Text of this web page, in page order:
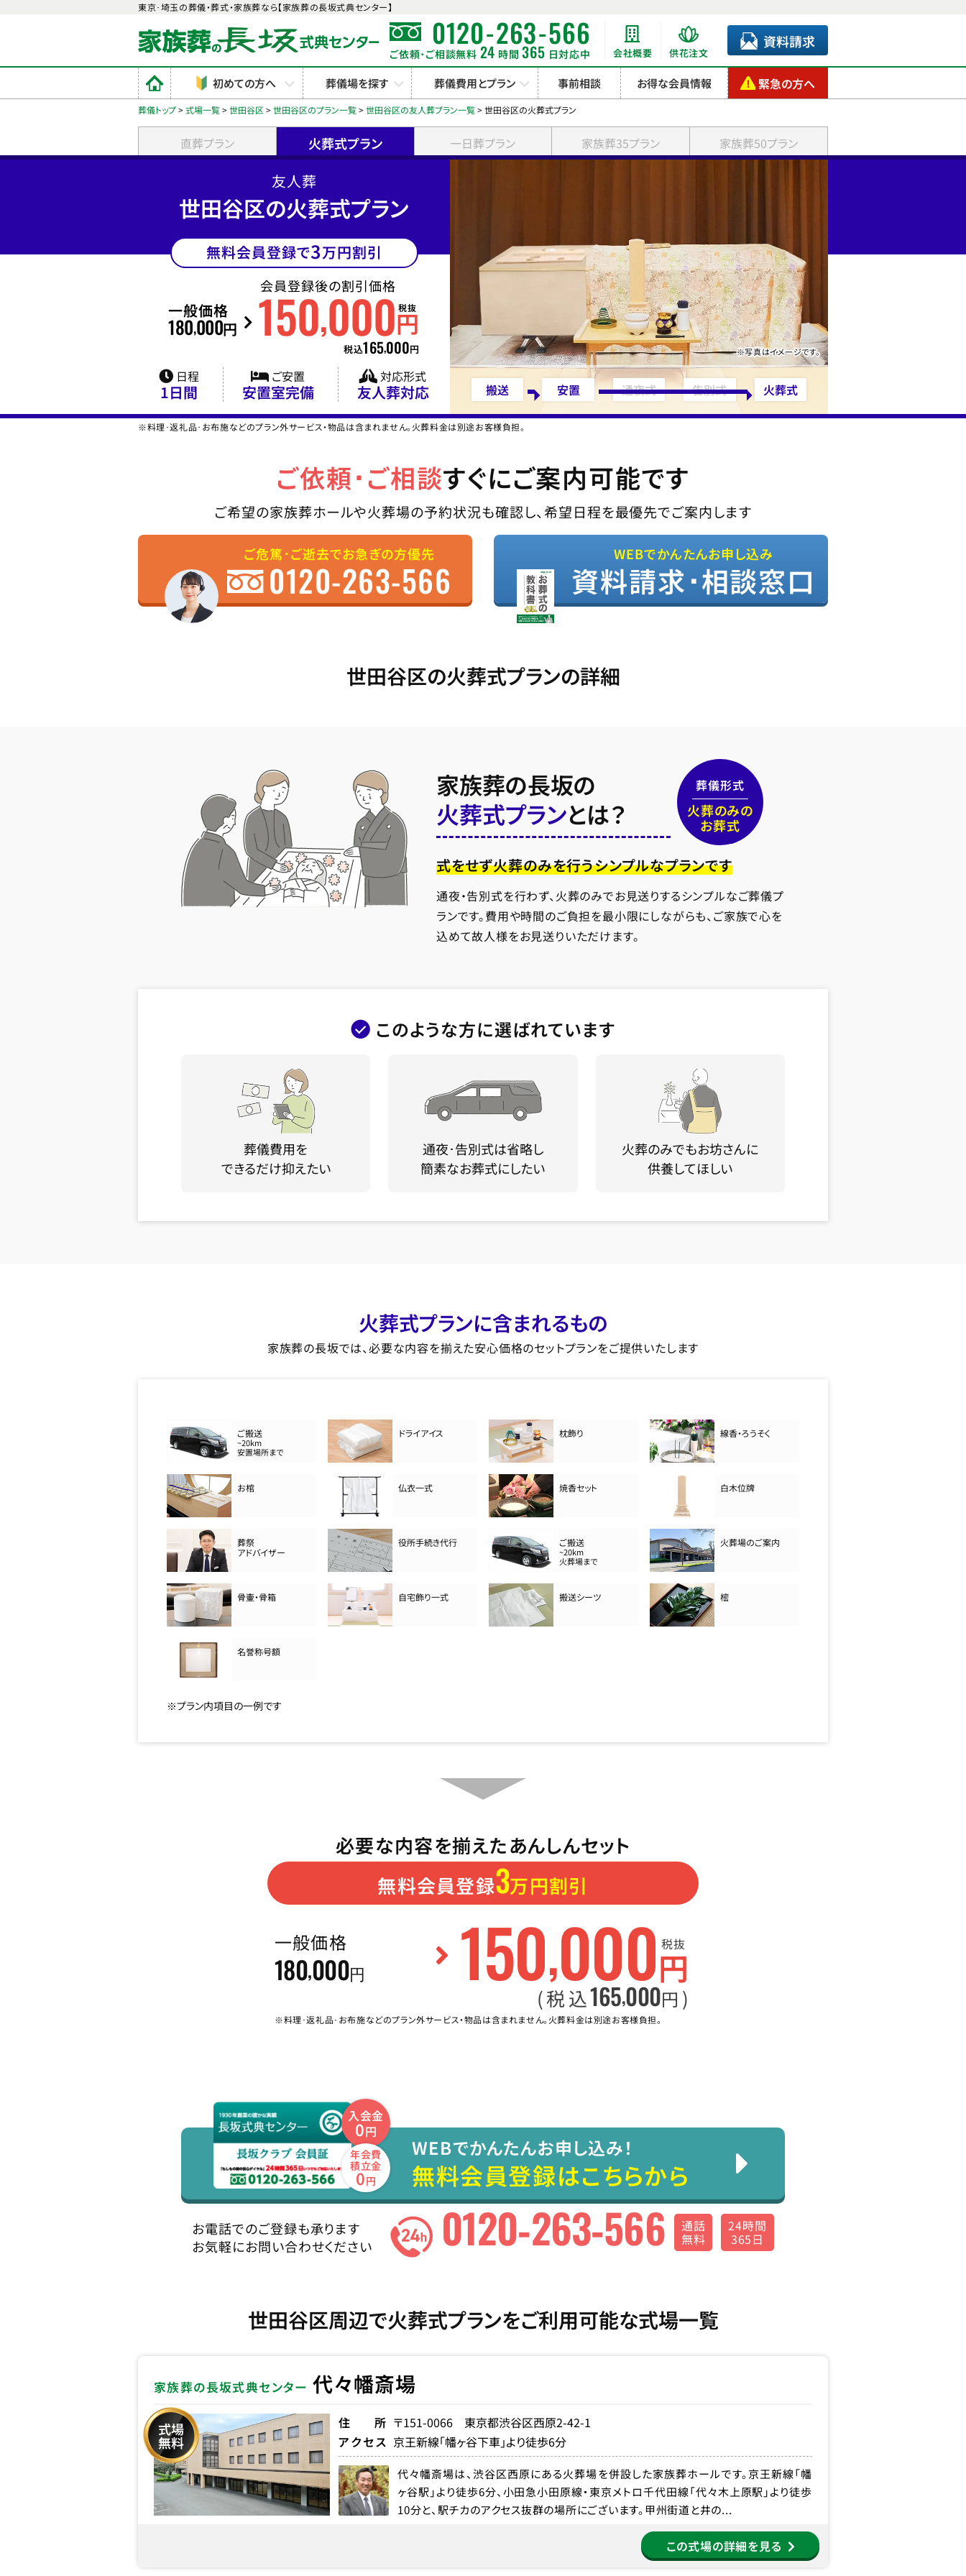
東京･埼玉の葬儀・葬式・家族葬なら【家族葬の長坂式典センター】
0120-263-566
ご依頼･ご相談無料 24 時間 365 日対応中 会社概要 供花注文
資料請求
初めての方へ 葬儀場を探す 葬儀費用とプラン 事前相談 お得な会員情報 緊急の方へ
葬儀トップ>式場一覧>世田谷区 >世田谷区のプラン一覧>世田谷区の友人葬プラン一覧>世田谷区の火葬式プラン
直葬プラン 火葬式プラン 一日葬プラン 家族葬35プラン 家族葬50プラン
友人葬
世田谷区の火葬式プラン
無料会員登録で3万円割引
一般価格
180,000円
会員登録後の割引価格
150,000円
税抜
税込165,000円
日程
1日間
ご安置
安置室完備
対応形式
友人葬対応
※写真はイメージです。
搬送 安置 通夜式 告別式 火葬式
※料理･返礼品･お布施などのプラン外サービス・物品は含まれません。火葬料金は別途お客様負担。
ご依頼･ご相談すぐにご案内可能です
ご希望の家族葬ホールや火葬場の予約状況も確認し、希望日程を最優先でご案内します
ご危篤･ご逝去でお急ぎの方優先
0120-263-566
WEBでかんたんお申し込み
資料請求･相談窓口
世田谷区の火葬式プランの詳細
家族葬の長坂の
火葬式プランとは？
葬儀形式
火葬のみの
お葬式
式をせず火葬のみを行うシンプルなプランです
通夜・告別式を行わず、火葬のみでお見送りするシンプルなご葬儀プ
ランです。費用や時間のご負担を最小限にしながらも、ご家族で心を
込めて故人様をお見送りいただけます。
このような方に選ばれています
葬儀費用を
できるだけ抑えたい
通夜･告別式は省略し
簡素なお葬式にしたい
火葬のみでもお坊さんに
供養してほしい
火葬式プランに含まれるもの
家族葬の長坂では、必要な内容を揃えた安心価格のセットプランをご提供いたします
ご搬送
~20km
安置場所まで
ドライアイス 枕飾り 線香・ろうそく
お棺 仏衣一式 焼香セット 白木位牌
葬祭
アドバイザー
役所手続き代行 ご搬送
~20km
火葬場まで
火葬場のご案内
骨壷・骨箱 自宅飾り一式 搬送シーツ 樒
名誉称号額
※プラン内項目の一例です
必要な内容を揃えたあんしんセット
無料会員登録3万円割引
一般価格
180,000円 150,000円
税抜
(税込165,000円 )
※料理･返礼品･お布施などのプラン外サービス・物品は含まれません。火葬料金は別途お客様負担。
入会金
0円
年会費
積立金
0円
WEBでかんたんお申し込み！
無料会員登録はこちらから
お電話でのご登録も承ります
お気軽にお問い合わせください
0120-263-566 通話
無料
24時間
365日
世田谷区周辺で火葬式プランをご利用可能な式場一覧
家族葬の長坂式典センター 代々幡斎場
式場
無料
住所 〒151-0066 東京都渋谷区西原2-42-1
アクセス 京王新線「幡ヶ谷下車」より徒歩6分
代々幡斎場は、渋谷区西原にある火葬場を併設した家族葬ホールです。京王新線「幡
ヶ谷駅」より徒歩6分、小田急小田原線・東京メトロ千代田線「代々木上原駅」より徒歩
10分と、駅チカのアクセス抜群の場所にございます。甲州街道と井の...
この式場の詳細を見る